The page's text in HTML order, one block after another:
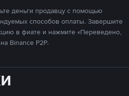
деньги продавцу с помощью
способов оплаты. Завершите
в фиате и нажмите «Переведено,
Binance P2P.